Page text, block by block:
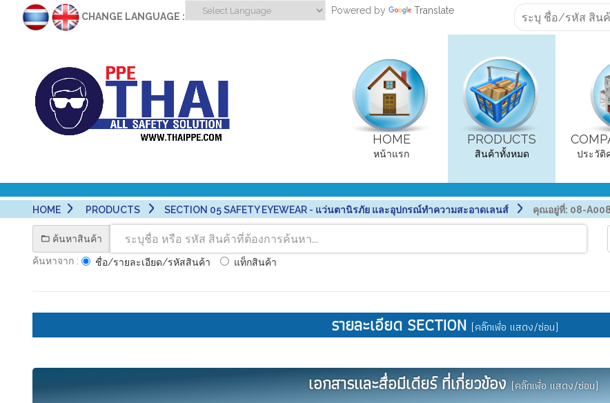
CHANGE LANGUAGE :
Powered by Translate
HOME
หน้าแรก
PRODUCTS
สินค้าทั้งหมด ประวัติ
HOME PRODUCTS SECTION 05 SAFETY EYEWEAR - แว่นตานิรภัย และอุปกรณ์ทำความสะอาดเลนส์ คุณอยู่ที่: 08-
ค้นหาสินค้า
ค้นหาจาก :
ชื่อ/รายละเอียด/รหัสสินค้า แท็กสินค้า
รายละเอียด SECTION (คลิ๊กเพื่อ แสดง/ซ่อน)
เอกสารและสื่อมีเดียร์ ที่เกี่ยวข้อง(คลิ๊กเพื่อ แสดง/ซ่อน)